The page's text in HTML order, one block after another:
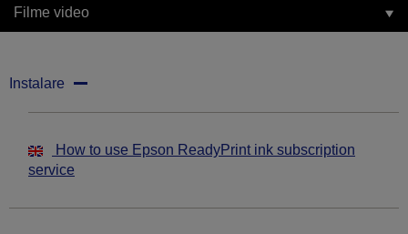
Filme video
Instalare
How to use Epson ReadyPrint ink subscription
service